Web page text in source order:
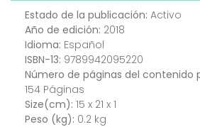
Estado de la publicación: Activo
Año de edición: 2018
Idioma: Español
ISBN-13: 9789942095220
Número de páginas del contenido
154 Páginas
Size(cm): 15 x 21 x 1
Peso (kg): 0.2 kg